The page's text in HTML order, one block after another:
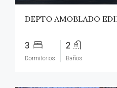
3
Dormitorios
2
Baños